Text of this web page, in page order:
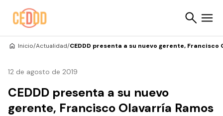
Inicio/Actualidad/CEDDD presenta a su nuevo gerente, Francisco
12 de agosto de 2019
CEDDD presenta a su nuevo
gerente, Francisco Olavarría Ramos